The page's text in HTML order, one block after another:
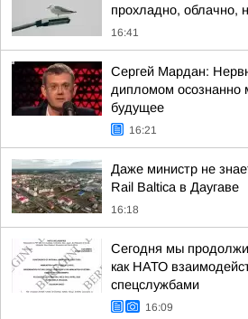
прохладно, облачно,
16:41
Сергей Мардан:
дипломом осознанно
будущее
16:21
Даже министр не
Rail Baltica в Даугаве
16:18
Сегодня мы
как НАТО
спецслужбами
16:09